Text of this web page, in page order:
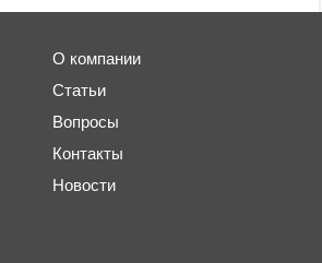
О компании
Статьи
Вопросы
Контакты
Новости